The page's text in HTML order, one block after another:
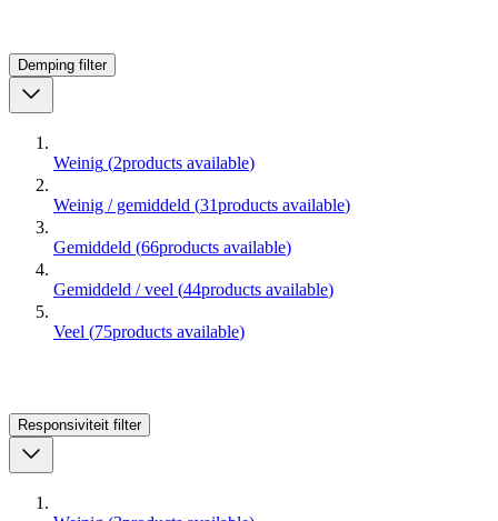
Demping filter
Weinig (2products available)
Weinig / gemiddeld (31products available)
Gemiddeld (66products available)
Gemiddeld / veel (44products available)
Veel (75products available)
Responsiviteit filter